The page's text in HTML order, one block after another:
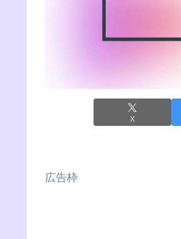
X
広告枠